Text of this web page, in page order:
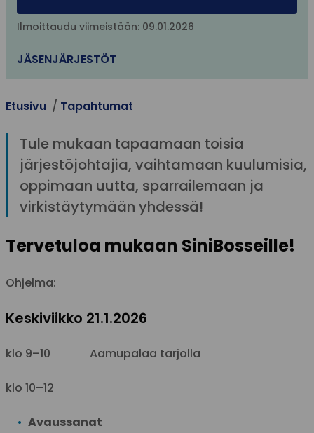
Ilmoittaudu viimeistään: 09.01.2026
JÄSENJÄRJESTÖT
Etusivu Tapahtumat
Tule mukaan tapaamaan toisia
järjestöjohtajia, vaihtamaan kuulumisia,
oppimaan uutta, sparrailemaan ja
virkistäytymään yhdessä!
Tervetuloa mukaan SiniBosseille!
Ohjelma:
Keskiviikko 21.1.2026
klo 9–10 Aamupalaa tarjolla
klo 10–12
Avaussanat